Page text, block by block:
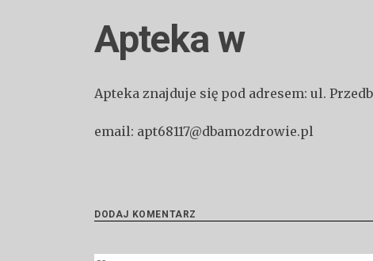
Apteka w
Apteka znajduje się pod adresem: ul.
email: apt68117@dbamozdrowie.pl
DODAJ KOMENTARZ